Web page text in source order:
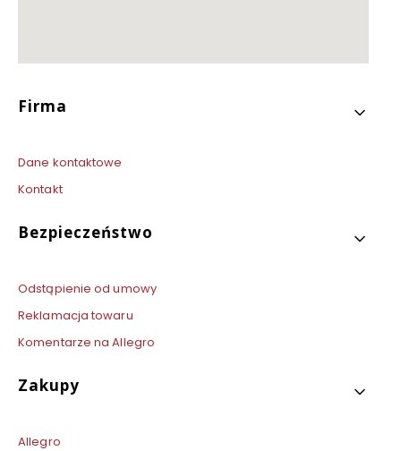
Linki w stopce
Firma
Dane kontaktowe
Kontakt
Bezpieczeństwo
Odstąpienie od umowy
Reklamacja towaru
Komentarze na Allegro
Zakupy
Allegro